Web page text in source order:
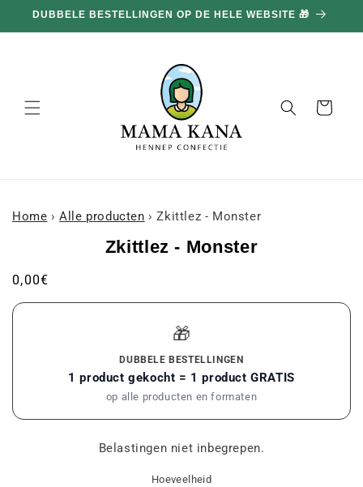
doorgaan
naar
DUBBELE BESTELLINGEN OP DE HELE WEBSITE 🎁
Mand
Home › Alle producten › Zkittlez - Monster
Zkittlez - Monster
Gebruikelijke
prijs
0,00€
🎁
DUBBELE BESTELLINGEN
1 product gekocht = 1 product GRATIS
op alle producten en formaten
Belastingen niet inbegrepen.
Hoeveelheid